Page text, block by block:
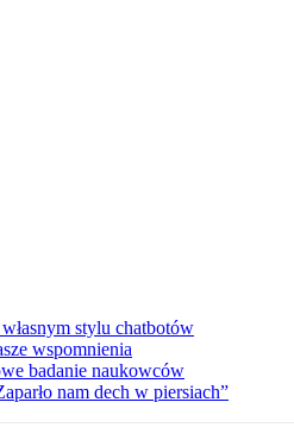
stylu chatbotów
wspomnienia
badanie naukowców
nam dech w piersiach”